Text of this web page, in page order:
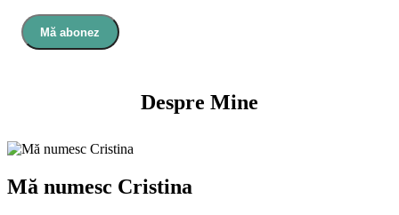
Mă abonez
Despre Mine
Mă numesc Cristina